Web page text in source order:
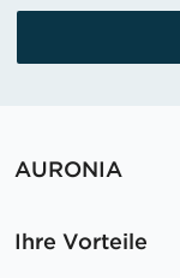
AURONIA
Ihre Vorteile